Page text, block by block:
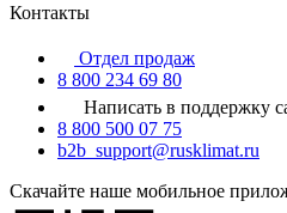
Контакты
Отдел продаж
8 800 234 69 80
Написать в поддержку
8 800 500 07 75
b2b_support@rusklimat.ru
Скачайте наше мобильное